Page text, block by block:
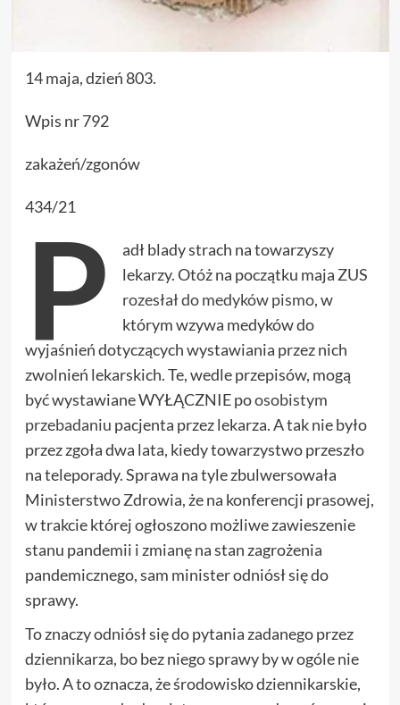
14 maja, dzień 803.
Wpis nr 792
zakażeń/zgonów
434/21
P
adł blady strach na towarzyszy
lekarzy. Otóż na początku maja ZUS
rozesłał do medyków pismo, w
którym wzywa medyków do
wyjaśnień dotyczących wystawiania przez nich
zwolnień lekarskich. Te, wedle przepisów, mogą
być wystawiane WYŁĄCZNIE poosobistym
przebadaniu pacjenta przez lekarza. A tak nie było
przez zgoła dwa lata, kiedy towarzystwo przeszło
na teleporady. Sprawa na tyle zbulwersowała
Ministerstwo Zdrowia, że na konferencji prasowej,
w trakcie której ogłoszono możliwe zawieszenie
stanu pandemii i zmianę na stan zagrożenia
pandemicznego, sam minister odniósł się do
sprawy.
To znaczy odniósł się do pytania zadanego przez
dziennikarza, bo bez niego sprawy by w ogóle nie
było. A to oznacza, że środowisko dziennikarskie,